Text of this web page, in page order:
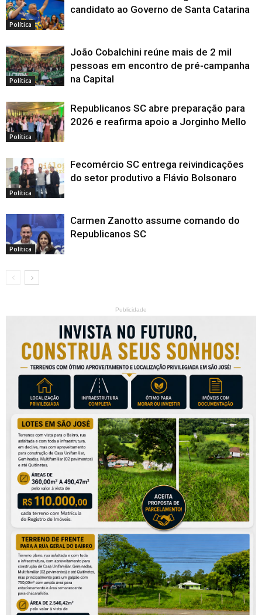
Política
candidato ao Governo de Santa Catarina
Política
João Cobalchini reúne mais de 2 mil
pessoas em encontro de pré-campanha
na Capital
Política
Republicanos SC abre preparação para
2026 e reafirma apoio a Jorginho Mello
Política
Fecomércio SC entrega reivindicações
do setor produtivo a Flávio Bolsonaro
Política
Carmen Zanotto assume comando do
Republicanos SC
Publicidade